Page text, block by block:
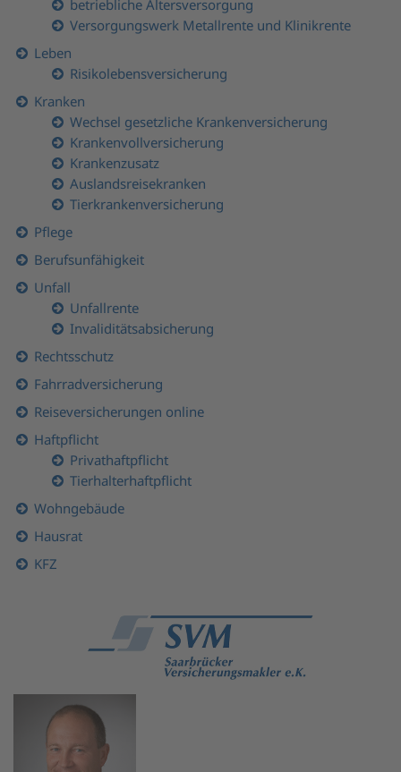
betriebliche Altersversorgung
Versorgungswerk Metallrente und Klinikrente
Leben
Risikolebensversicherung
Kranken
Wechsel gesetzliche Krankenversicherung
Krankenvollversicherung
Krankenzusatz
Auslandsreisekranken
Tierkrankenversicherung
Pflege
Berufsunfähigkeit
Unfall
Unfallrente
Invaliditätsabsicherung
Rechtsschutz
Fahrradversicherung
Reiseversicherungen online
Haftpflicht
Privathaftpflicht
Tierhalterhaftpflicht
Wohngebäude
Hausrat
KFZ